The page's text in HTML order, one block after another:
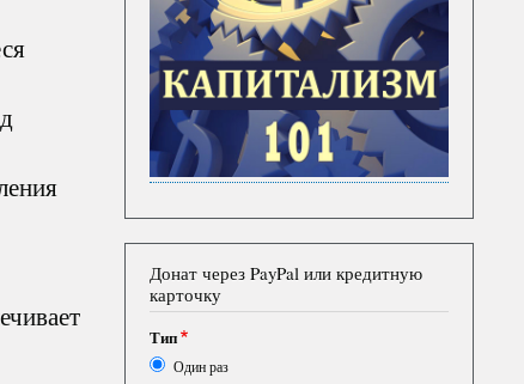
Донат через PayPal или кредитную
карточку
Тип
Один раз